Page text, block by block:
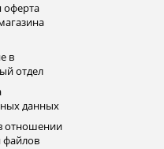
оферта
в
отдел
данных
отношении
файлов